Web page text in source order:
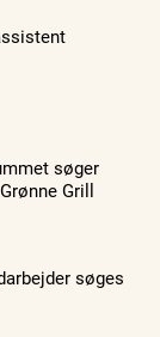
søger
Grill
søges